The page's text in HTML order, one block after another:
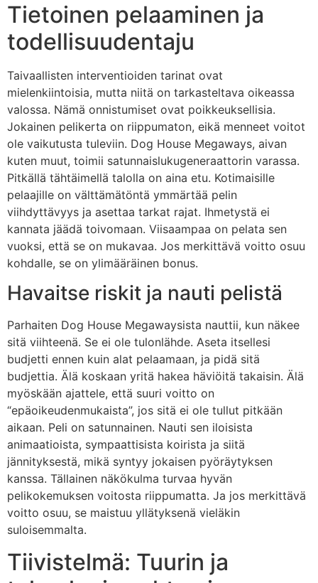
Tietoinen pelaaminen ja
todellisuudentaju
Taivaallisten interventioiden tarinat ovat
mielenkiintoisia, mutta niitä on tarkasteltava oikeassa
valossa. Nämä onnistumiset ovat poikkeuksellisia.
Jokainen pelikerta on riippumaton, eikä menneet voitot
ole vaikutusta tuleviin. Dog House Megaways, aivan
kuten muut, toimii satunnaislukugeneraattorin varassa.
Pitkällä tähtäimellä talolla on aina etu. Kotimaisille
pelaajille on välttämätöntä ymmärtää pelin
viihdyttävyys ja asettaa tarkat rajat. Ihmetystä ei
kannata jäädä toivomaan. Viisaampaa on pelata sen
vuoksi, että se on mukavaa. Jos merkittävä voitto osuu
kohdalle, se on ylimääräinen bonus.
Havaitse riskit ja nauti pelistä
Parhaiten Dog House Megawaysista nauttii, kun näkee
sitä viihteenä. Se ei ole tulonlähde. Aseta itsellesi
budjetti ennen kuin alat pelaamaan, ja pidä sitä
budjettia. Älä koskaan yritä hakea häviöitä takaisin. Älä
myöskään ajattele, että suuri voitto on
“epäoikeudenmukaista”, jos sitä ei ole tullut pitkään
aikaan. Peli on satunnainen. Nauti sen iloisista
animaatioista, sympaattisista koirista ja siitä
jännityksestä, mikä syntyy jokaisen pyöräytyksen
kanssa. Tällainen näkökulma turvaa hyvän
pelikokemuksen voitosta riippumatta. Ja jos merkittävä
voitto osuu, se maistuu yllätyksenä vieläkin
suloisemmalta.
Tiivistelmä: Tuurin ja